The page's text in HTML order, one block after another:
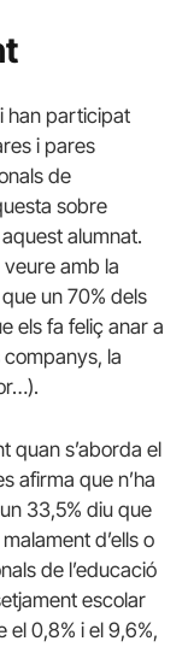
han participat
i pares
de
sobre
alumnat.
amb la
un 70% dels
els fa feliç anar a
companys, la
quan s’aborda el
afirma que n’ha
33,5% diu que
d’ells o
de l’educació
escolar
el 0,8% i el 9,6%,